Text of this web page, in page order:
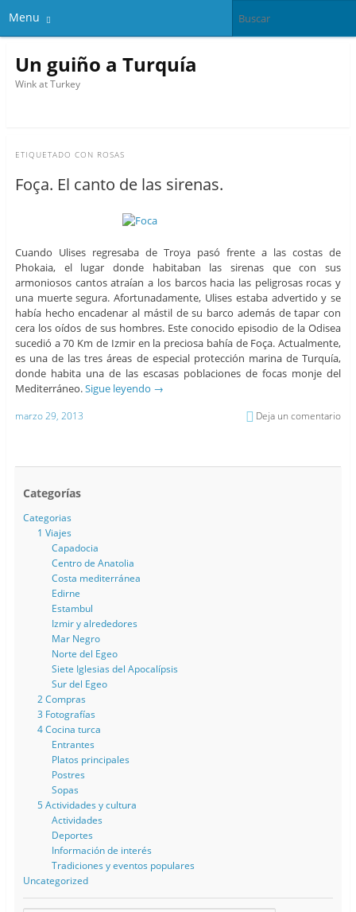
Menu
Un guiño a Turquía
Wink at Turkey
ETIQUETADO CON ROSAS
Foça. El canto de las sirenas.
Cuando Ulises regresaba de Troya pasó frente a las costas de
Phokaia, el lugar donde habitaban las sirenas que con sus
armoniosos cantos atraían a los barcos hacia las peligrosas rocas y
una muerte segura. Afortunadamente, Ulises estaba advertido y se
había hecho encadenar al mástil de su barco además de tapar con
cera los oídos de sus hombres. Este conocido episodio de la Odisea
sucedió a 70 Km de Izmir en la preciosa bahía de Foça. Actualmente,
es una de las tres áreas de especial protección marina de Turquía,
donde habita una de las escasas poblaciones de focas monje del
Mediterráneo.Sigue leyendo →
marzo 29, 2013 Deja un comentario
Categorías
Categorias
1 Viajes
Capadocia
Centro de Anatolia
Costa mediterránea
Edirne
Estambul
Izmir y alrededores
Mar Negro
Norte del Egeo
Siete Iglesias del Apocalípsis
Sur del Egeo
2 Compras
3 Fotografías
4 Cocina turca
Entrantes
Platos principales
Postres
Sopas
5 Actividades y cultura
Actividades
Deportes
Información de interés
Tradiciones y eventos populares
Uncategorized